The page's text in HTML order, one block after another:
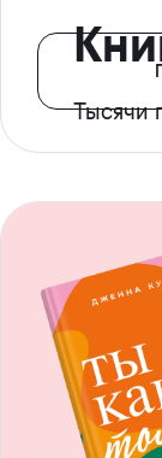
Тысячи
с